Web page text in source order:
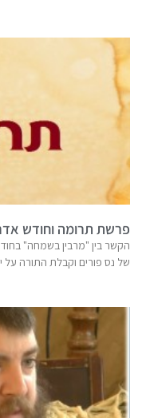
פרשת תרומה וחודש
הקשר בין "מרבין בשמחה"
של נס פורים וקבלת התורה על